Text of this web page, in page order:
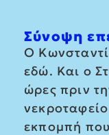
Σύνοψη
Ο
εδώ. Και ο
ώρες πριν
εκπομπή